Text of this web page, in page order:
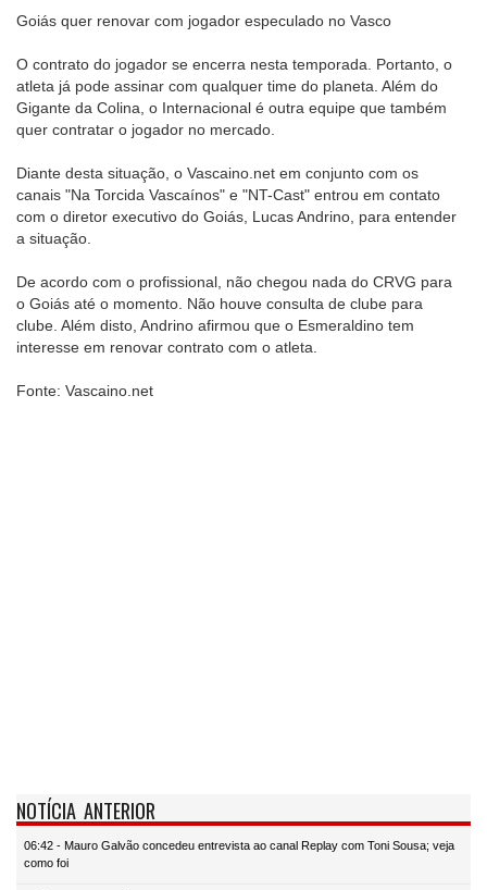
Goiás quer renovar com jogador especulado no Vasco
O contrato do jogador se encerra nesta temporada. Portanto, o
atleta já pode assinar com qualquer time do planeta. Além do
Gigante da Colina, o Internacional é outra equipe que também
quer contratar o jogador no mercado.
Diante desta situação, o Vascaino.net em conjunto com os
canais "Na Torcida Vascaínos" e "NT-Cast" entrou em contato
com o diretor executivo do Goiás, Lucas Andrino, para entender
a situação.
De acordo com o profissional, não chegou nada do CRVG para
o Goiás até o momento. Não houve consulta de clube para
clube. Além disto, Andrino afirmou que o Esmeraldino tem
interesse em renovar contrato com o atleta.
Fonte: Vascaino.net
NOTÍCIA ANTERIOR
06:42 - Mauro Galvão concedeu entrevista ao canal Replay com Toni Sousa; veja
como foi